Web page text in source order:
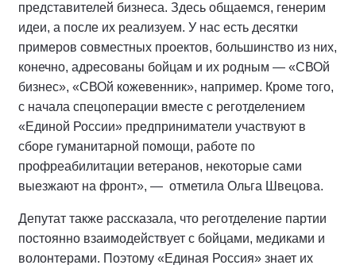
представителей бизнеса. Здесь общаемся, генерим
идеи, а после их реализуем. У нас есть десятки
примеров совместных проектов, большинство из них,
конечно, адресованы бойцам и их родным — «СВОй
бизнес», «СВОй кожевенник», например. Кроме того,
с начала спецоперации вместе с реготделением
«Единой России» предприниматели участвуют в
сборе гуманитарной помощи, работе по
профреабилитации ветеранов, некоторые сами
выезжают на фронт», — отметила Ольга Швецова.
Депутат также рассказала, что реготделение партии
постоянно взаимодействует с бойцами, медиками и
волонтерами. Поэтому «Единая Россия» знает их